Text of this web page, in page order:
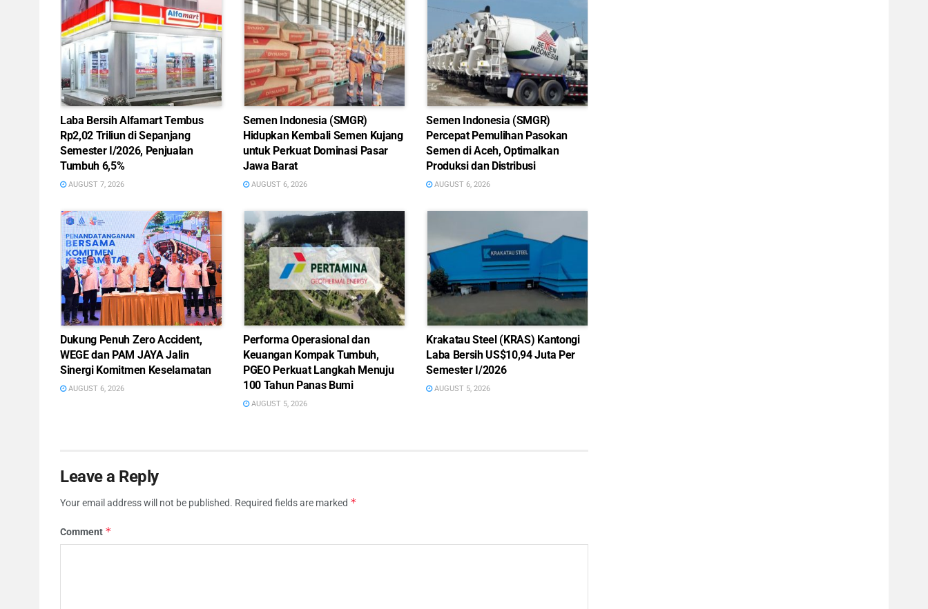
Laba Bersih Alfamart Tembus
Rp2,02 Triliun di Sepanjang
Semester I/2026, Penjualan
Tumbuh 6,5%
AUGUST 7, 2026
Semen Indonesia (SMGR)
Hidupkan Kembali Semen Kujang
untuk Perkuat Dominasi Pasar
Jawa Barat
AUGUST 6, 2026
Semen Indonesia (SMGR)
Percepat Pemulihan Pasokan
Semen di Aceh, Optimalkan
Produksi dan Distribusi
AUGUST 6, 2026
Dukung Penuh Zero Accident,
WEGE dan PAM JAYA Jalin
Sinergi Komitmen Keselamatan
AUGUST 6, 2026
Performa Operasional dan
Keuangan Kompak Tumbuh,
PGEO Perkuat Langkah Menuju
100 Tahun Panas Bumi
AUGUST 5, 2026
Krakatau Steel (KRAS) Kantongi
Laba Bersih US$10,94 Juta Per
Semester I/2026
AUGUST 5, 2026
Leave a Reply
Your email address will not be published. Required fields are marked *
Comment *